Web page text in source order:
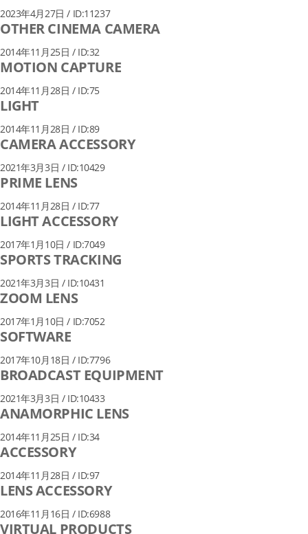
2023年4月27日 / ID:11237
OTHER CINEMA CAMERA
2014年11月25日 / ID:32
MOTION CAPTURE
2014年11月28日 / ID:75
LIGHT
2014年11月28日 / ID:89
CAMERA ACCESSORY
2021年3月3日 / ID:10429
PRIME LENS
2014年11月28日 / ID:77
LIGHT ACCESSORY
2017年1月10日 / ID:7049
SPORTS TRACKING
2021年3月3日 / ID:10431
ZOOM LENS
2017年1月10日 / ID:7052
SOFTWARE
2017年10月18日 / ID:7796
BROADCAST EQUIPMENT
2021年3月3日 / ID:10433
ANAMORPHIC LENS
2014年11月25日 / ID:34
ACCESSORY
2014年11月28日 / ID:97
LENS ACCESSORY
2016年11月16日 / ID:6988
VIRTUAL PRODUCTS